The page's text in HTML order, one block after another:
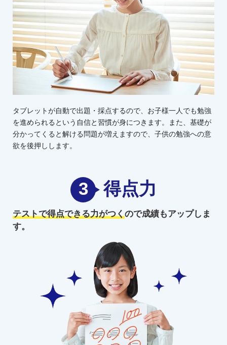
タブレットが自動で出題・採点するので、お子様一人でも勉強
を進められるという自信と習慣が身につきます。また、基礎が
分かってくると解ける問題が増えますので、子供の勉強への意
欲を後押しします。
3 得点力
テストで得点できる力がつくので成績もアップしま
す。